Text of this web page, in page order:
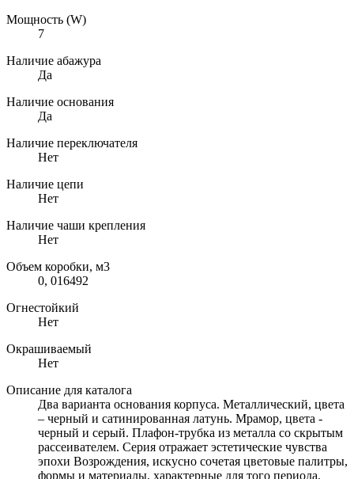
Мощность (W)
7
Наличие абажура
Да
Наличие основания
Да
Наличие переключателя
Нет
Наличие цепи
Нет
Наличие чаши крепления
Нет
Объем коробки, м3
0, 016492
Огнестойкий
Нет
Окрашиваемый
Нет
Описание для каталога
Два варианта основания корпуса. Металлический, цвета
– черный и сатинированная латунь. Мрамор, цвета -
черный и серый. Плафон-трубка из металла со скрытым
рассеивателем. Серия отражает эстетические чувства
эпохи Возрождения, искусно сочетая цветовые палитры,
формы и материалы, характерные для того периода.